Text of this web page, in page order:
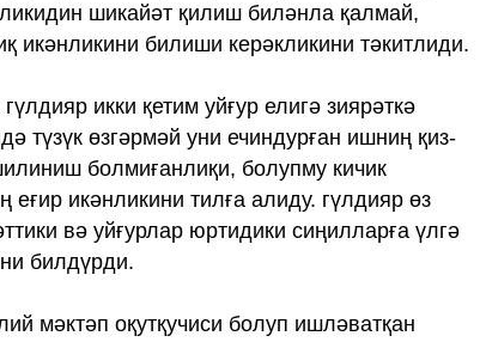
шикайәт қилиш биләнла қалмай,
икәнликини билиши керәкликини тәкитлиди.
икки қетим уйғур елигә зиярәткә
түзүк өзгәрмәй уни ечиндурған ишниң қиз-
болмиғанлиқи, болупму кичик
еғир икәнликини тилға алиду. гүлдияр өз
вә уйғурлар юртидики сиңилларға үлгә
билдүрди.
мәктәп оқутқучиси болуп ишләватқан